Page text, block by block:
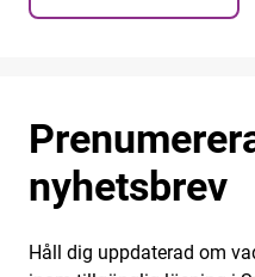
nyhetsbrev
Håll dig uppdaterad om